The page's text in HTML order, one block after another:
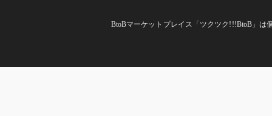
BtoBマーケットプレイス「ツクツク!!!BtoB」は